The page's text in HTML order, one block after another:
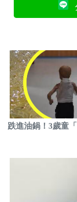
跌進油鍋！3歲童